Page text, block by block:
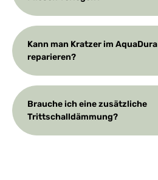
Kann man Kratzer im AquaDura
reparieren?
Brauche ich eine zusätzliche
Trittschalldämmung?